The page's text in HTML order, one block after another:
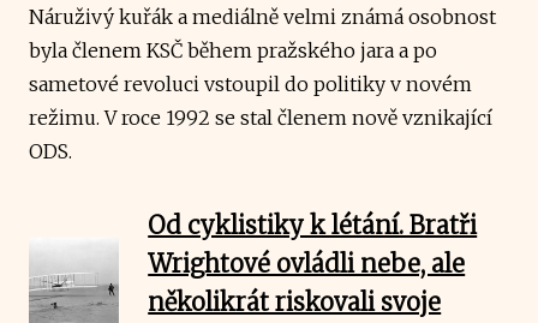
Náruživý kuřák a mediálně velmi známá osobnost
byla členem KSČ během pražského jara a po
sametové revoluci vstoupil do politiky v novém
režimu. V roce 1992 se stal členem nově vznikající
ODS.
Od cyklistiky k létání. Bratři
Wrightové ovládli nebe, ale
několikrát riskovali svoje